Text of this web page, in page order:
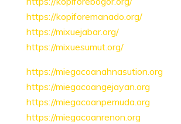
https://kopiforemanado.org/
https://mixuejabar.org/
https://mixuesumut.org/
https://miegacoanahnasution.org
https://miegacoangejayan.org
https://miegacoanpemuda.org
https://miegacoanrenon.org